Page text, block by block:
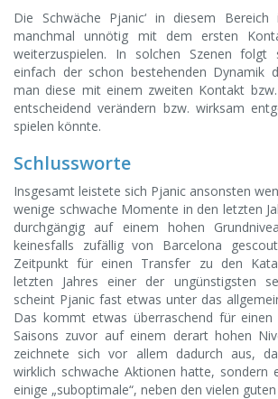
Die Schwäche Pjanic‘ in diesem
manchmal unnötig mit dem ersten
weiterzuspielen. In solchen Szenen folgt
einfach der schon bestehenden Dynamik
man diese mit einem zweiten Kontakt
entscheidend verändern bzw. wirksam
spielen könnte.
Schlussworte
Insgesamt leistete sich Pjanic ansonsten
wenige schwache Momente in den letzten
durchgängig auf einem hohen
keinesfalls zufällig von Barcelona
Zeitpunkt für einen Transfer zu den
letzten Jahres einer der ungünstigsten
scheint Pjanic fast etwas unter das
Das kommt etwas überraschend für
Saisons zuvor auf einem derart hohen
zeichnete sich vor allem dadurch aus,
wirklich schwache Aktionen hatte, sondern
einige „suboptimale“, neben den vielen